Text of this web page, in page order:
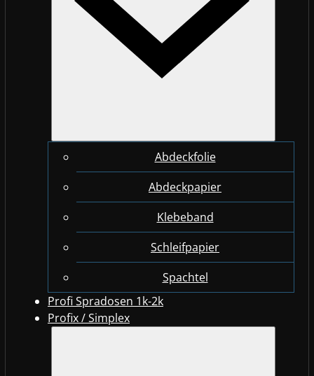
Abdeckfolie
Abdeckpapier
Klebeband
Schleifpapier
Spachtel
Profi Spradosen 1k-2k
Profix / Simplex